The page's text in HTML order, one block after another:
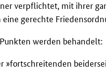
verpflichtet, mit ihrer
gerechte
werden behandelt:
»fortschreitenden